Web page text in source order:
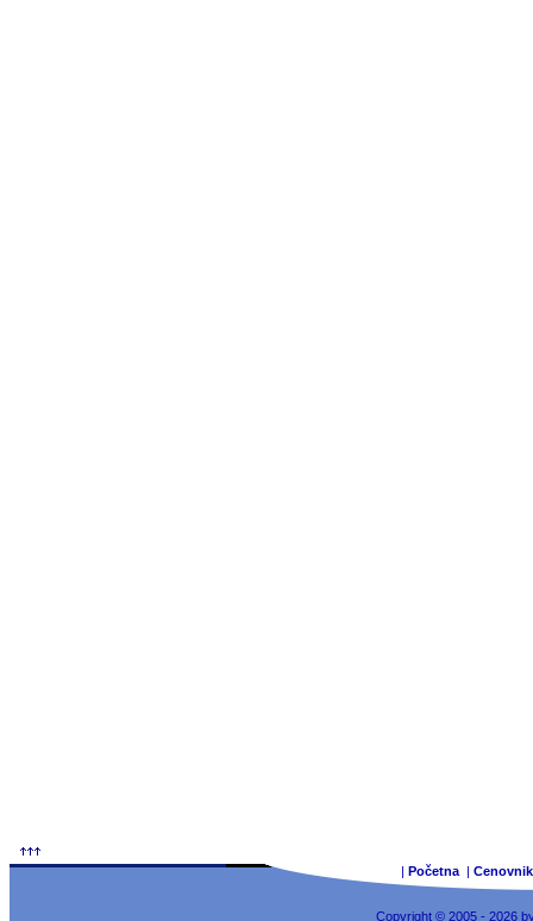
| Početna| Cenovnik
Copyright © 2005 - 2026